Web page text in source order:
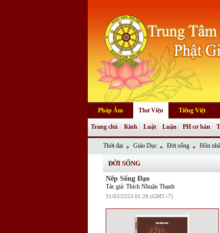
Pháp Âm Thư Viện Tiếng Việt
Trang chủ Kinh Luật Luận PH cơ bản
Thời đại Giáo Dục Đời sống Hôn
ĐỜI SỐNG
Nếp Sống Đạo
Tác giả: Thích Nhuận Thạnh
31/03/2553 01:28 (GMT+7)